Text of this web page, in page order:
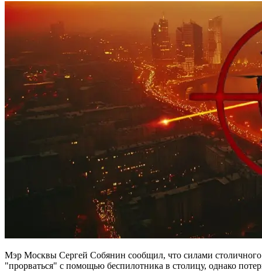
Мэр Москвы Сергей Собянин сообщил, что силами
"прорваться" с помощью беспилотника в столицу, однако